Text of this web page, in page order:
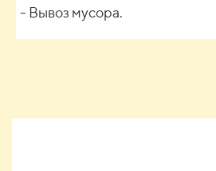
- Вывоз мусора.